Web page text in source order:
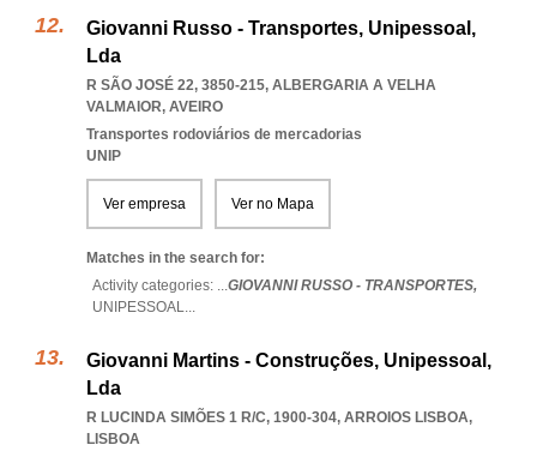
Giovanni Russo - Transportes, Unipessoal,
Lda
R SÃO JOSÉ 22, 3850-215, ALBERGARIA A VELHA
VALMAIOR, AVEIRO
Transportes rodoviários de mercadorias
UNIP
Ver empresa Ver no Mapa
Matches in the search for:
Activity categories: ...GIOVANNI RUSSO - TRANSPORTES,
UNIPESSOAL...
Giovanni Martins - Construções, Unipessoal,
Lda
R LUCINDA SIMÕES 1 R/C, 1900-304, ARROIOS LISBOA,
LISBOA